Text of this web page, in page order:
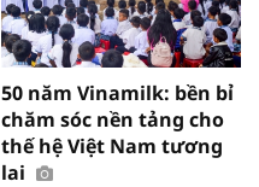
50 năm Vinamilk: bền bỉ
chăm sóc nền tảng cho
thế hệ Việt Nam tương
lai